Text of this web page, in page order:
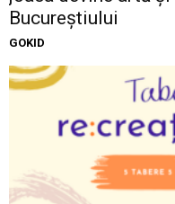
Bucureștiului
GOKID